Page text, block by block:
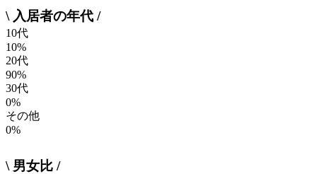
\ 入居者の年代 /
10代
10%
20代
90%
30代
0%
その他
0%
\ 男女比 /